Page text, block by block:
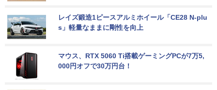
レイズ鍛造1ピースアルミホイール「CE28 N-plu
s」軽量なままに剛性を向上
マウス、RTX 5060 Ti搭載ゲーミングPCが7万5,
000円オフで30万円台！